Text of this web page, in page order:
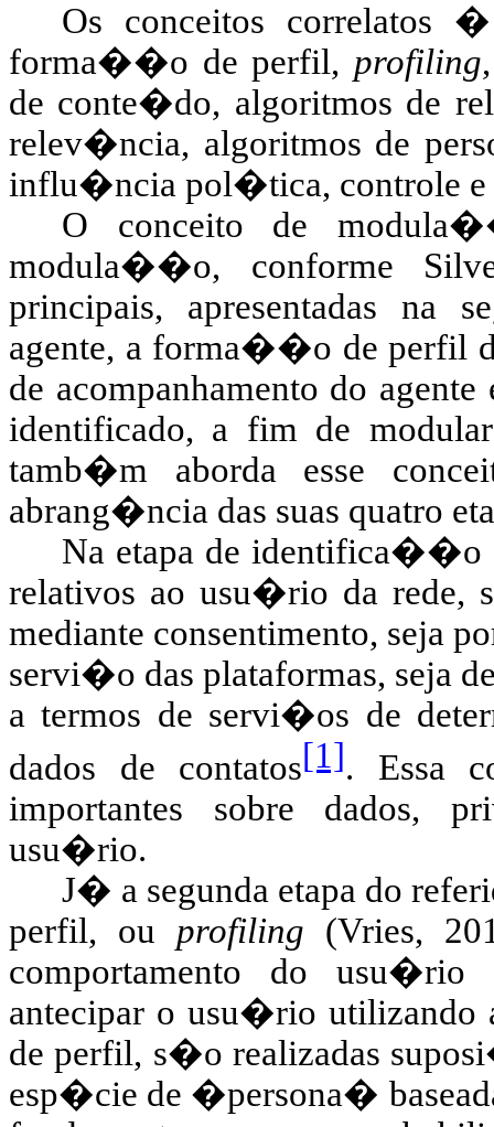
Os conceitos correlatos
forma��o de perfil, profiling
de conte�do, algoritmos de
relev�ncia, algoritmos de
influ�ncia pol�tica, controle
O conceito de
modula��o, conforme
principais, apresentadas
agente, a forma��o de perfil
de acompanhamento do
identificado, a fim de
tamb�m aborda esse
abrang�ncia das suas quatro
Na etapa de identifica��o
relativos ao usu�rio da rede,
mediante consentimento, seja
servi�o das plataformas, seja
a termos de servi�os de
dados de contatos[1]. Essa
importantes sobre dados,
usu�rio.
J� a segunda etapa do
perfil, ou profiling (Vries,
comportamento do
antecipar o usu�rio
de perfil, s�o realizadas
esp�cie de �persona�